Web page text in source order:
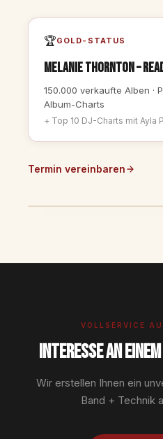
🏆GOLD-STATUS
Melanie Thornton –
150.000 verkaufte Alben ·
Album-Charts
+ Top 10 DJ-Charts mit Ayla
Termin vereinbaren
VOLLSERVICE
Interesse an
Wir erstellen Ihnen ein
Band + Technik